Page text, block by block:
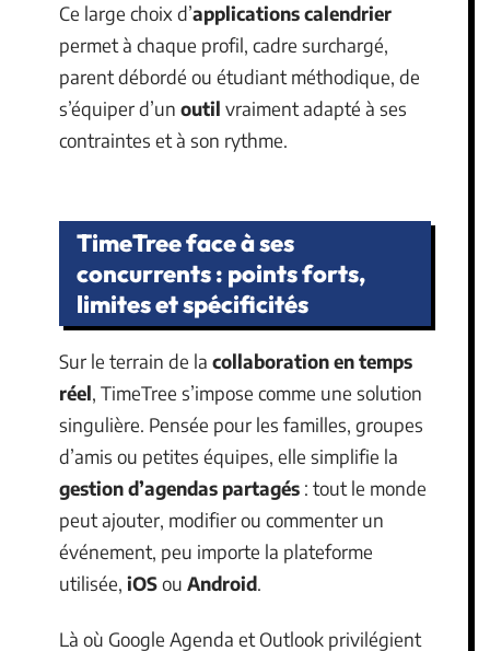
Ce large choix d’applications calendrier
permet à chaque profil, cadre surchargé,
parent débordé ou étudiant méthodique, de
s’équiper d’un outil vraiment adapté à ses
contraintes et à son rythme.
TimeTree face à ses
concurrents : points forts,
limites et spécificités
Sur le terrain de la collaboration en temps
réel, TimeTree s’impose comme une solution
singulière. Pensée pour les familles, groupes
d’amis ou petites équipes, elle simplifie la
gestion d’agendas partagés : tout le monde
peut ajouter, modifier ou commenter un
événement, peu importe la plateforme
utilisée, iOSou Android.
Là où Google Agenda et Outlook privilégient